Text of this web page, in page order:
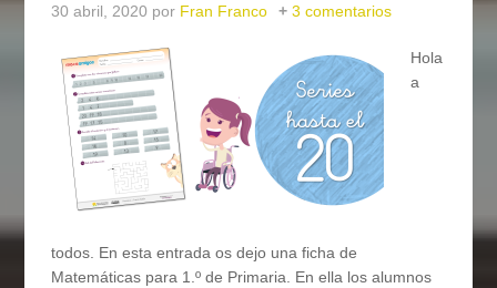
30 abril, 2020 por Fran Franco 3 comentarios
Hola
a
todos. En esta entrada os dejo una ficha de
Matemáticas para 1.º de Primaria. En ella los alumnos